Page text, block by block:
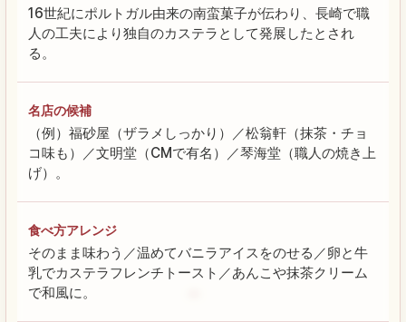
16世紀にポルトガル由来の南蛮菓子が伝わり、長崎で職
人の工夫により独自のカステラとして発展したとされ
る。
名店の候補
（例）福砂屋（ザラメしっかり）／松翁軒（抹茶・チョ
コ味も）／文明堂（CMで有名）／琴海堂（職人の焼き上
げ）。
食べ方アレンジ
そのまま味わう／温めてバニラアイスをのせる／卵と牛
乳でカステラフレンチトースト／あんこや抹茶クリーム
で和風に。